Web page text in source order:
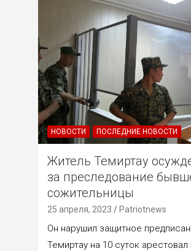
НОВОСТИ ПОСЛЕДНИЕ НОВОСТИ
Житель Темиртау
за преследование
сожительницы
25 апреля, 2023 Patriotnews
Он нарушил защитное
Темиртау на 10 суток